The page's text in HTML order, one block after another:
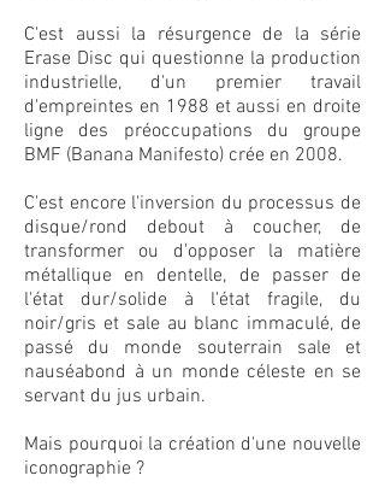
C'est aussi la résurgence de la série
Erase Disc qui questionne la production
industrielle, d'un premier travail
d'empreintes en 1988 et aussi en droite
ligne des préoccupations du groupe
BMF (Banana Manifesto) crée en 2008.
C'est encore l'inversion du processus de
disque/rond debout à coucher, de
transformer ou d'opposer la matière
métallique en dentelle, de passer de
l'état dur/solide à l'état fragile, du
noir/gris et sale au blanc immaculé, de
passé du monde souterrain sale et
nauséabond à un monde céleste en se
servant du jus urbain.
Mais pourquoi la création d'une nouvelle
iconographie ?